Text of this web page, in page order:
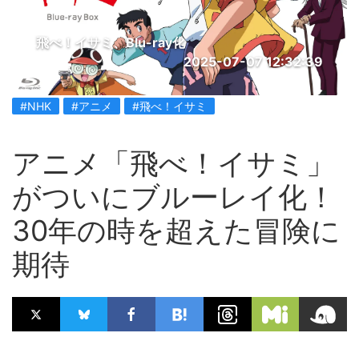
飛べ！イサミ、Blu-ray化
2025-07-07 12:32:39
#NHK #アニメ #飛べ！イサミ
アニメ「飛べ！イサミ」
がついにブルーレイ化！
30年の時を超えた冒険に
期待